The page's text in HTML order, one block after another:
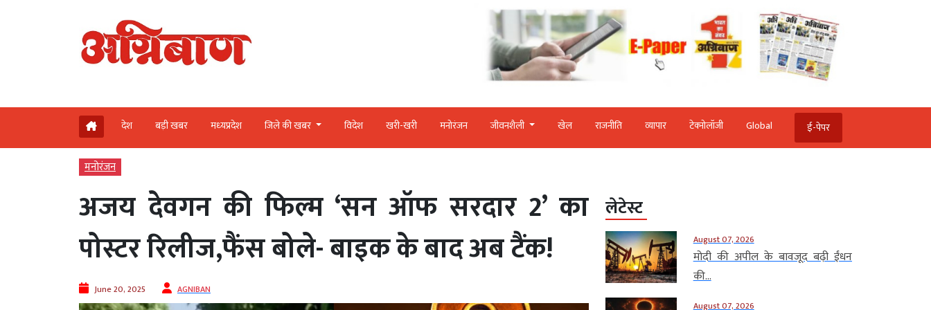
देश बड़ी खबर मध्‍यप्रदेश जिले की खबर विदेश खरी-खरी मनोरंजन जीवनशैली खेल राजनीति व्‍यापार टेक्‍नोलॉजी Global ई-पेपर
मनोरंजन
अजय देवगन की फिल्म ‘सन ऑफ सरदार 2’ का
पोस्टर रिलीज,फैंस बोले- बाइक के बाद अब टैंक!
June 20, 2025 AGNIBAN
लेटेस्ट
August 07, 2026
मोदी की अपील के बावजूद बढ़ी ईंधन
की...
August 07, 2026